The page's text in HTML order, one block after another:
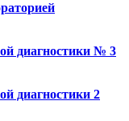
диагностики № 3
диагностики 2